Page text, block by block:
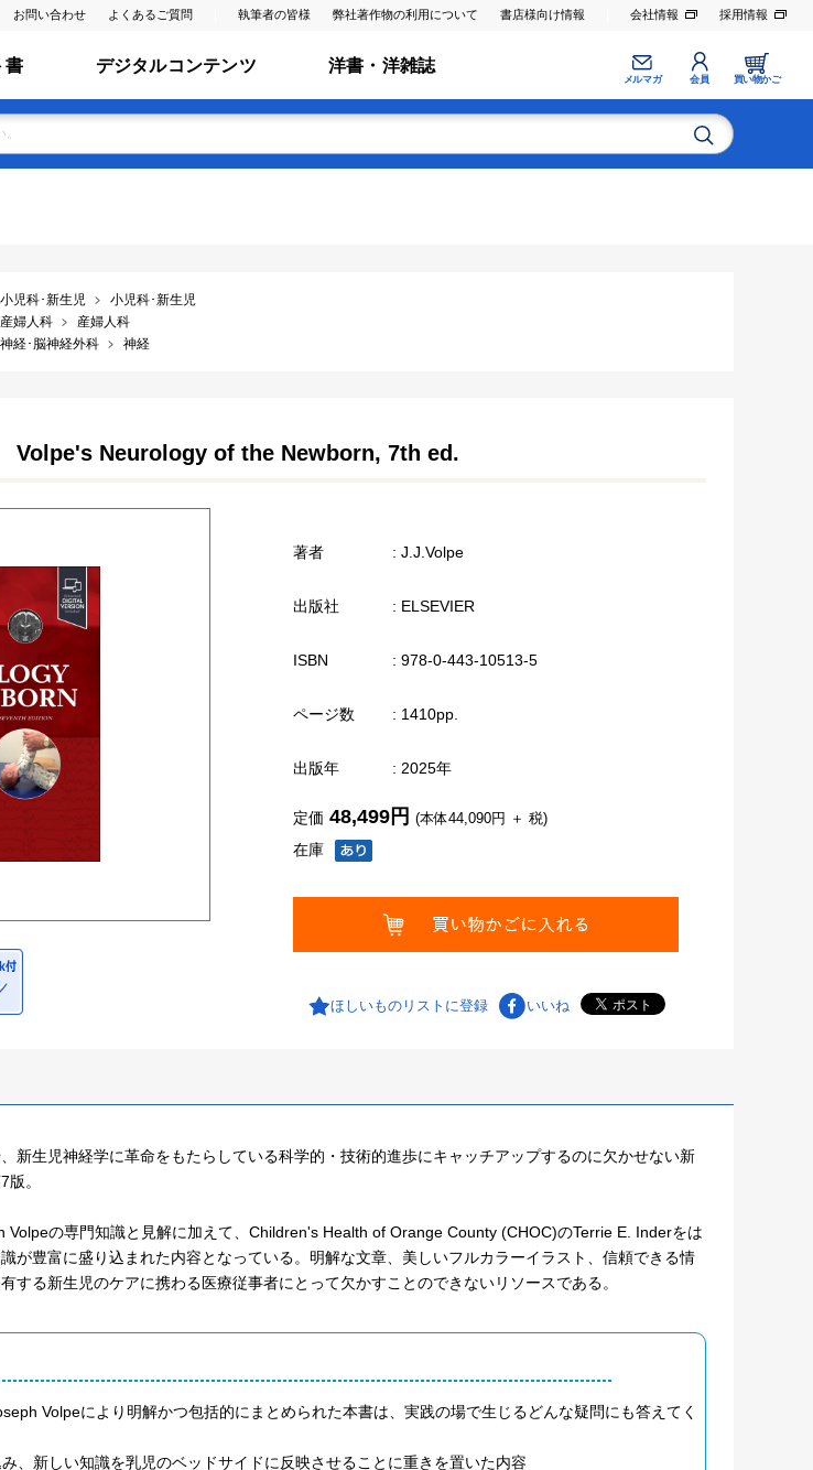
お問い合わせ よくあるご質問 執筆者の皆様 弊社著作物の利用について 書店様向け情報 会社情報 採用情報
書 デジタルコンテンツ 洋書・洋雑誌
メルマガ 会員 買い物かご
小児科･新生児
小児科･新生児
産婦人科
産婦人科
神経･脳神経外科 神経
Volpe's Neurology of the Newborn, 7th ed.
著者 : J.J.Volpe
出版社 : ELSEVIER
ISBN : 978-0-443-10513-5
ページ数 : 1410pp.
出版年 : 2025年
在庫
定価 48,499円 (本体44,090円 ＋ 税)
ほしいものリストに登録 いいね
新生児神経学に革命をもたらしている科学的・技術的進歩にキャッチアップするのに欠かせない新
。
Volpeの専門知識と見解に加えて、Children's Health of Orange County (CHOC)のTerrie E. Inderをは
が豊富に盛り込まれた内容となっている。明解な文章、美しいフルカラーイラスト、信頼できる情
する新生児のケアに携わる医療従事者にとって欠かすことのできないリソースである。
Volpeにより明解かつ包括的にまとめられた本書は、実践の場で生じるどんな疑問にも答えてく
、新しい知識を乳児のベッドサイドに反映させることに重きを置いた内容